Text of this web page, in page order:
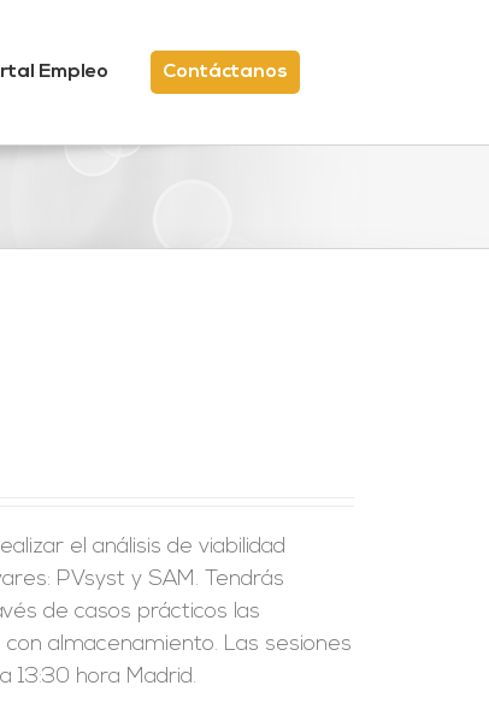
Empleo Contáctanos
el análisis de viabilidad
PVsyst y SAM. Tendrás
de casos prácticos las
almacenamiento. Las sesiones
13:30 hora Madrid.